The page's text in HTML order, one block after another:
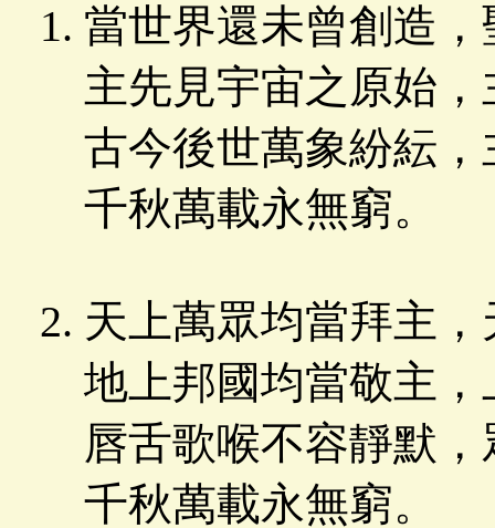
當世界還未曾創造
主先見宇宙之原始
古今後世萬象紛紜
千秋萬載永無窮。
天上萬眾均當拜主
地上邦國均當敬主
唇舌歌喉不容靜默
千秋萬載永無窮。